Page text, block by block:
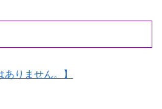
ありません。】